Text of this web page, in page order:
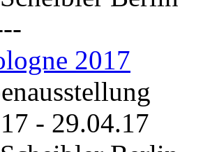
2017
- 29.04.17